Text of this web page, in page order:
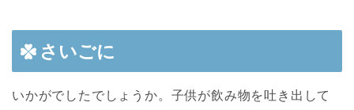
さいごに
いかがでしたでしょうか。子供が飲み物を吐き出して